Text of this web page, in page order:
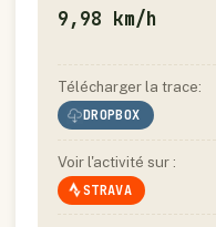
9,98 km/h
Télécharger la trace:
DROPBOX
Voir l'activité sur :
STRAVA